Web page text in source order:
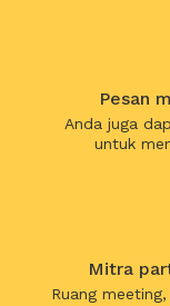
Pesan
Anda juga
untuk
Mitra
Ruang